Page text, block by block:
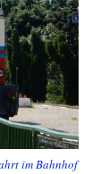
im Bahnhof